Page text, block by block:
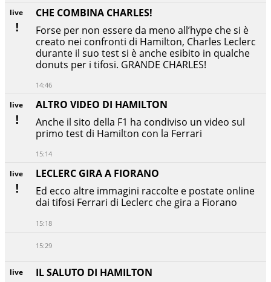
live
IL SALUTO DI HAMILTON
15:29
live
LECLERC GIRA A FIORANO
Ed ecco altre immagini raccolte e postate online
dai tifosi Ferrari di Leclerc che gira a Fiorano
15:18
live
ALTRO VIDEO DI HAMILTON
Anche il sito della F1 ha condiviso un video sul
primo test di Hamilton con la Ferrari
15:14
live
CHE COMBINA CHARLES!
Forse per non essere da meno all’hype che si è
creato nei confronti di Hamilton, Charles Leclerc
durante il suo test si è anche esibito in qualche
donuts per i tifosi. GRANDE CHARLES!
14:46